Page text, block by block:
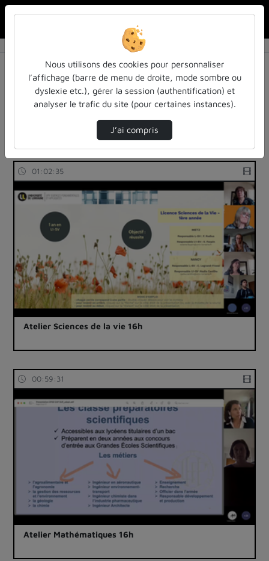
Résultats de la recherche
Filtres actifs (cliquer pour en retirer) :
colloques-et-conferences
cap-sur-lenseignement-superieur-2023
39 vidéos trouvées
01:02:35
Atelier Sciences de la vie 16h
00:59:31
Atelier Mathématiques 16h
Nous utilisons des cookies pour personnaliser
l’affichage (barre de menu de droite, mode sombre ou
dyslexie etc.), gérer la session (authentification) et
analyser le trafic du site (pour certaines instances).
J’ai compris